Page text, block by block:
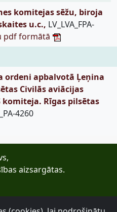
komitejas sēžu, biroja
u.c., LV_LVA_FPA-
pdf formātā
ordeni apbalvotā Ļeņina
Civilās aviācijas
Rīgas pilsētas
4260
aizsargātas.